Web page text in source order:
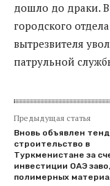
дошло до драки.
городского
вытрезвителя
патрульной
Предыдущая статья
Вновь объявлен
строительство в
Туркменистане за
инвестиции ОАЭ
полимерных